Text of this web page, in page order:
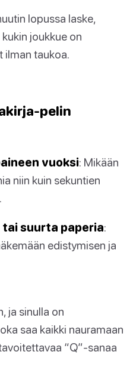
lopussa laske,
joukkue on
ilman taukoa.
pelin
vuoksi: Mikään
niin kuin sekuntien
suurta paperia:
edistymisen ja
ja sinulla on
saa kaikki nauramaan
“Q”-sanaa